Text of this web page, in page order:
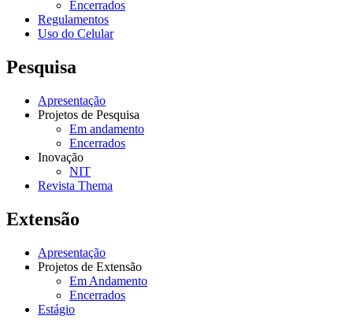
Encerrados
Regulamentos
Uso do Celular
Pesquisa
Apresentação
Projetos de Pesquisa
Em andamento
Encerrados
Inovação
NIT
Revista Thema
Extensão
Apresentação
Projetos de Extensão
Em Andamento
Encerrados
Estágio